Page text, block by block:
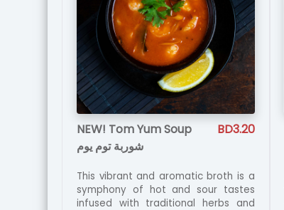
NEW! Tom Yum Soup
شوربة توم يوم
BD3.20
This vibrant and aromatic broth is a
symphony of hot and sour tastes
infused with traditional herbs and